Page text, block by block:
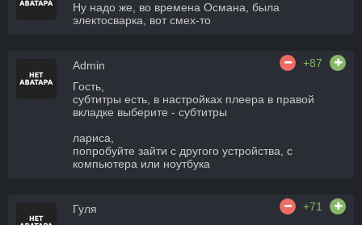
Ну надо же, во времена Османа, была
электосварка, вот смех-то
Admin
+87
Гость,
субтитры есть, в настройках плеера в правой
вкладке выберите - субтитры
лариса,
попробуйте зайти с другого устройства, с
компьютера или ноутбука
Гуля
+71